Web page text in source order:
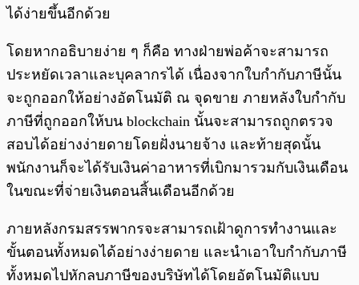
ได้ง่ายขึ้นอีกด้วย
โดยหากอธิบายง่าย ๆ ก็คือ ทางฝ่ายพ่อค้าจะสามารถ
ประหยัดเวลาและบุคลากรได้ เนื่องจากใบกำกับภาษีนั้น
จะถูกออกให้อย่างอัตโนมัติ ณ จุดขาย ภายหลังใบกำกับ
ภาษีที่ถูกออกให้บน blockchain นั้นจะสามารถถูกตรวจ
สอบได้อย่างง่ายดายโดยฝั่งนายจ้าง และท้ายสุดนั้น
พนักงานก็จะได้รับเงินค่าอาหารที่เบิกมารวมกับเงินเดือน
ในขณะที่จ่ายเงินตอนสิ้นเดือนอีกด้วย
ภายหลังกรมสรรพากรจะสามารถเฝ้าดูการทำงานและ
ขั้นตอนทั้งหมดได้อย่างง่ายดาย และนำเอาใบกำกับภาษี
ทั้งหมดไปหักลบภาษีของบริษัทได้โดยอัตโนมัติแบบ